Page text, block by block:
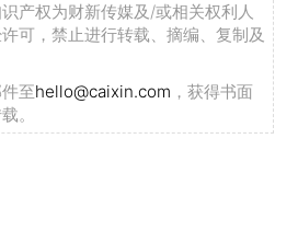
产权为财新传媒及/或相关权利人
可，禁止进行转载、摘编、复制及
至hello@caixin.com ，获得书面
。